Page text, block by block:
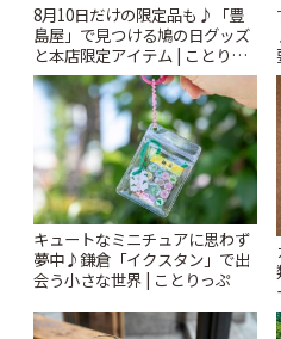
8月10日だけの限定品も♪「豊
島屋」で見つける鳩の日グッズ
と本店限定アイテム | ことりっ
ぷ
キュートなミニチュアに思わず
夢中♪鎌倉「イクスタン」で出
会う小さな世界 | ことりっぷ